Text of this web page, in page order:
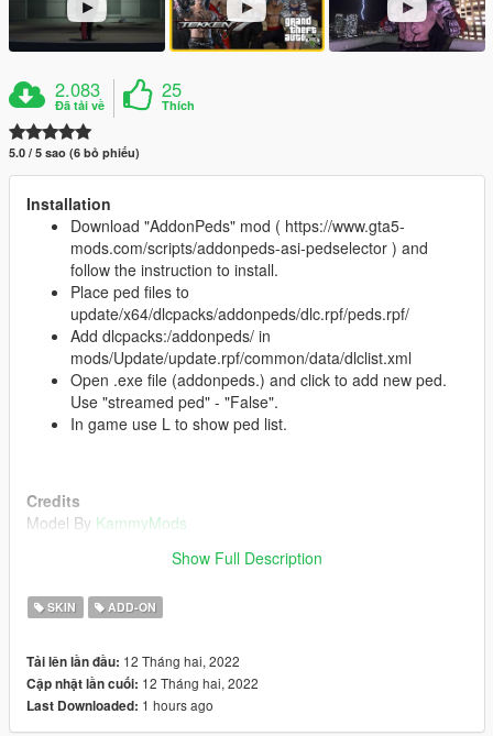
2.083
Đã tải về
25
Thích
5.0 / 5 sao (6 bỏ phiếu)
Installation
Download "AddonPeds" mod ( https://www.gta5-
mods.com/scripts/addonpeds-asi-pedselector ) and
follow the instruction to install.
Place ped files to
update/x64/dlcpacks/addonpeds/dlc.rpf/peds.rpf/
Add dlcpacks:/addonpeds/ in
mods/Update/update.rpf/common/data/dlclist.xml
Open .exe file (addonpeds.) and click to add new ped.
Use "streamed ped" - "False".
In game use L to show ped list.
Credits
Model By KammyMods
- Public Release!
Show Full Description
SKIN ADD-ON
Tải lên lần đầu: 12 Tháng hai, 2022
Cập nhật lần cuối: 12 Tháng hai, 2022
Last Downloaded: 1 hours ago